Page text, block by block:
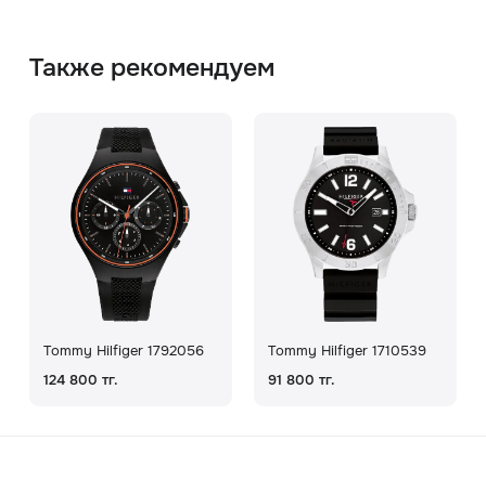
Также рекомендуем
Tommy Hilfiger 1792056
124 800 тг.
Tommy Hilfiger 1710539
91 800 тг.